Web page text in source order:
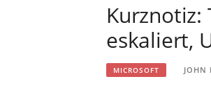
Kurznotiz:
eskaliert,
MICROSOFT JOHN